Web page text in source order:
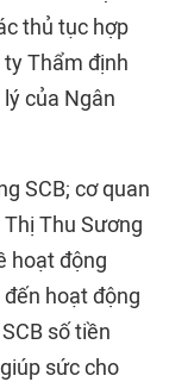
thủ tục hợp
Thẩm định
của Ngân
SCB; cơ quan
Thu Sương
hoạt động
hoạt động
số tiền
sức cho